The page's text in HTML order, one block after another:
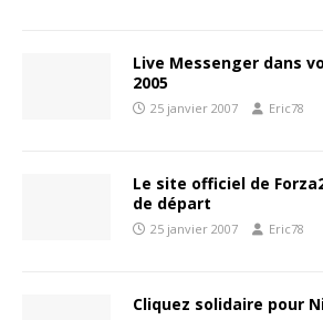
Live Messenger dans
2005
25 janvier 2007 Eric78
Le site officiel de
de départ
25 janvier 2007 Eric78
Cliquez solidaire pour